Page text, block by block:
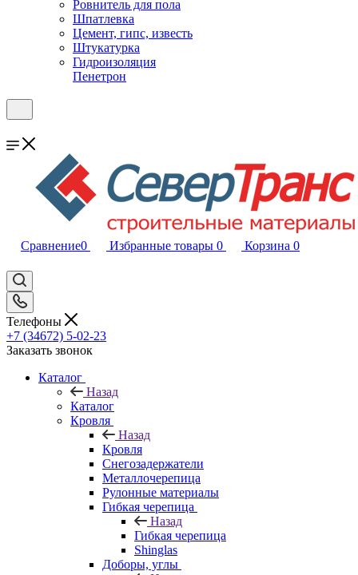
Ровнитель для пола
Шпатлевка
Цемент, гипс, известь
Штукатурка
Гидроизоляция
Пенетрон
Сравнение0 Избранные товары 0 Корзина 0
Телефоны
+7 (34672) 5-02-23
Заказать звонок
Каталог
Назад
Каталог
Кровля
Назад
Кровля
Снегозадержатели
Металлочерепица
Рулонные материалы
Гибкая черепица
Назад
Гибкая черепица
Shinglas
Доборы, углы